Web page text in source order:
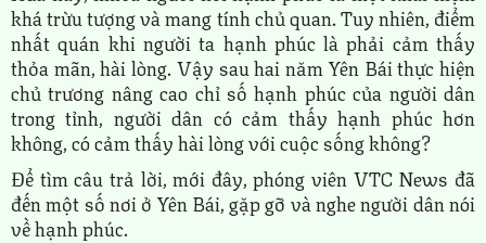
khá trừu tượng và mang tính chủ quan. Tuy nhiên, điểm
nhất quán khi người ta hạnh phúc là phải cảm thấy
thỏa mãn, hài lòng. Vậy sau hai năm Yên Bái thực hiện
chủ trương nâng cao chỉ số hạnh phúc của người dân
trong tỉnh, người dân có cảm thấy hạnh phúc hơn
không, có cảm thấy hài lòng với cuộc sống không?
Để tìm câu trả lời, mới đây, phóng viên VTC News đã
đến một số nơi ở Yên Bái, gặp gỡ và nghe người dân nói
về hạnh phúc.